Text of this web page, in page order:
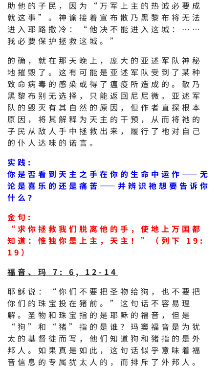
助他的子民，因为“万军上主的热诚必要成
就这事”。神谕接着宣布散乃黑黎布将无法
进入耶路撒冷：“他决不能进入这城：……
我必要保护拯救这城。”
的确，就在那天晚上，庞大的亚述军队神秘
地摧毁了。这有可能是亚述军队受到了某种
致命病毒的感染或得了瘟疫所造成的。散乃
黑黎布别无选择，只能返回尼尼微。亚述军
队的毁灭有其自然的原因，但作者直探根本
原因，将其解释为天主的干预，从而将祂的
子民从敌人手中拯救出来，履行了祂对自己
的仆人达味的诺言。
实践:
你是否看到天主之手在你的生命中运作——无
论是喜乐的还是痛苦——并辨识祂想要告诉你
什么？
金句:
“求你拯救我们脱离他的手，使地上万国都
知道：惟独你是上主，天主！”（列下 19:
19）
福音、玛 7: 6, 12-14
耶稣说：“你们不要把圣物给狗，也不要把
你们的珠宝投在猪前。”这句话不容易理
解。圣物和珠宝指的是耶稣的福音，但是
“狗”和“猪”指的是谁？玛窦福音是为犹
太的基督徒而写，他们知道狗和猪指的是外
邦人。如果真是如此，这句话似乎意味着福
音信息的专属犹太人的，而排斥了外邦人。